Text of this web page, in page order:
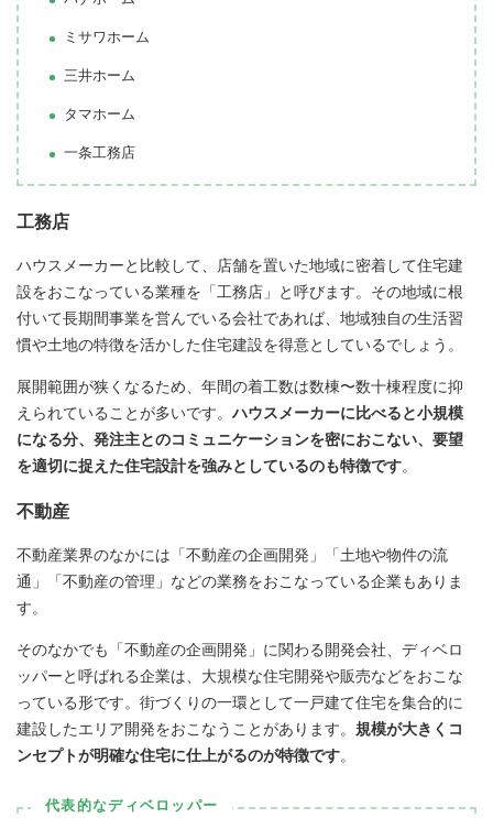
ミサワホーム
三井ホーム
タマホーム
一条工務店
工務店
ハウスメーカーと比較して、店舗を置いた地域に密着して住宅建
設をおこなっている業種を「工務店」と呼びます。その地域に根
付いて長期間事業を営んでいる会社であれば、地域独自の生活習
慣や土地の特徴を活かした住宅建設を得意としているでしょう。
展開範囲が狭くなるため、年間の着工数は数棟〜数十棟程度に抑
えられていることが多いです。ハウスメーカーに比べると小規模
になる分、発注主とのコミュニケーションを密におこない、要望
を適切に捉えた住宅設計を強みとしているのも特徴です。
不動産
不動産業界のなかには「不動産の企画開発」「土地や物件の流
通」「不動産の管理」などの業務をおこなっている企業もありま
す。
そのなかでも「不動産の企画開発」に関わる開発会社、ディベロ
ッパーと呼ばれる企業は、大規模な住宅開発や販売などをおこな
っている形です。街づくりの一環として一戸建て住宅を集合的に
建設したエリア開発をおこなうことがあります。 規模が大きくコ
ンセプトが明確な住宅に仕上がるのが特徴です。
代表的なディベロッパー